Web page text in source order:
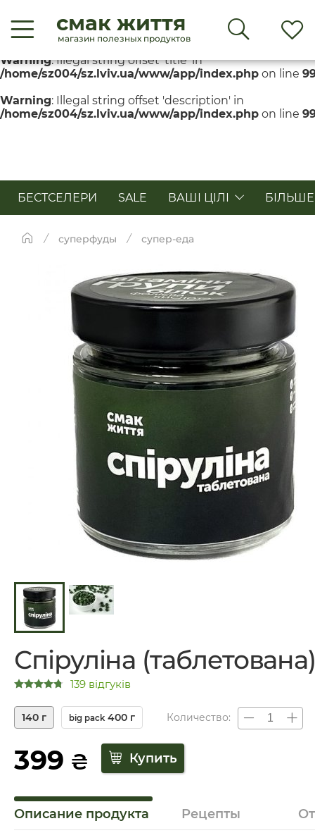
Warning
: Illegal string offset 'title' in
/home/sz004/sz.lviv.ua/www/app/index.php
on line
Warning: Illegal string offset 'title' in
/home/sz004/sz.lviv.ua/www/app/index.php on line
Warning: Illegal string offset 'description' in
/home/sz004/sz.lviv.ua/www/app/index.php on line
смак життя
магазин полезных продуктов
БЕСТСЕЛЕРИ SALE ВАШІ ЦІЛІ БІЛЬШЕ
суперфуды супер-еда
Спіруліна
139 відгуків
140 г big pack400 г Количество:
399 ₴
Описание продукта Рецепты